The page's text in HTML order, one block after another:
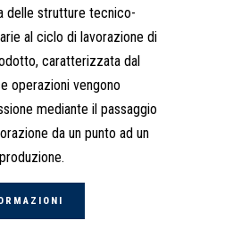
MAXIMA
ANEMPTYTEXTLLINE
delle macchine confezionatrici
continue.
delle strutture tecnico-
al ciclo di lavorazione di
caratterizzata dal
operazioni vengono
mediante il passaggio
da un punto ad un